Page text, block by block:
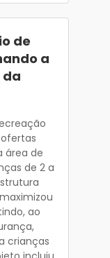
de
a
da
área de
de 2 a
ao
crianças